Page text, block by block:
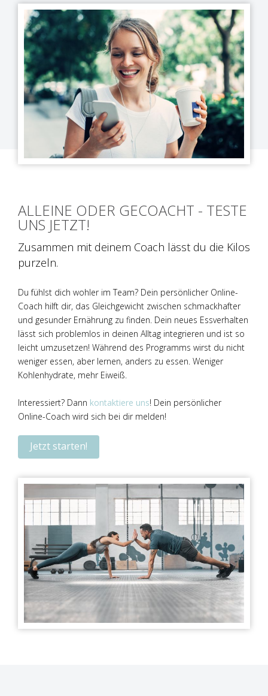
ALLEINE ODER GECOACHT - TESTE
UNS JETZT!
Zusammen mit deinem Coach lässt du die Kilos
purzeln.
Du fühlst dich wohler im Team? Dein persönlicher Online-
Coach hilft dir, das Gleichgewicht zwischen schmackhafter
und gesunder Ernährung zu finden. Dein neues Essverhalten
lässt sich problemlos in deinen Alltag integrieren und ist so
leicht umzusetzen! Während des Programms wirst du nicht
weniger essen, aber lernen, anders zu essen. Weniger
Kohlenhydrate, mehr Eiweiß.
Interessiert? Dann kontaktiere uns! Dein persönlicher
Online-Coach wird sich bei dir melden!
Jetzt starten!